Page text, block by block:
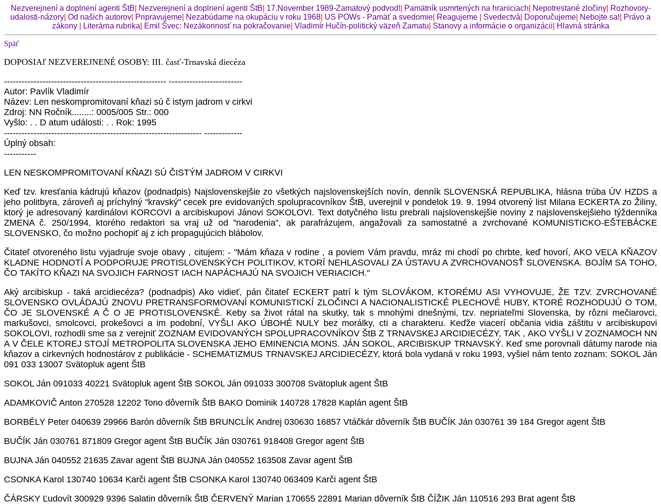
Nezverejnení a doplnení agenti ŠtB Nezverejnení a doplnení agenti ŠtB 17.November 1989-Zamatový podvod! Pamätník usmrtených na hraniciach Nepotrestané zločiny| Rozhovory-
udalosti-názory Od našich autorov Pripravujeme Nezabúdame na okupáciu v roku 1968 US POWs - Pamäť a svedomie Reagujeme Svedectvá Doporučujeme Nebojte sa!
Právo a
zákony| Literárna rubrika Emil Švec: Nezákonnosť na pokračovanie| Vladimír Hučín-politický väzeň Zamatu Stanovy a informácie o organizácii Hlavná stránka
Späť
DOPOSIAľ NEZVEREJNENÉ OSOBY: III. časť-Trnavská diecéza
------------------------------------------------------- -------------------------
Autor: Pavlík Vladimír
Název: Len neskompromitovaní kňazi sú č istym jadrom v cirkvi
Zdroj: NN Ročník........: 0005/005 Str.: 000
Vyšlo: . . D atum události: . . Rok: 1995
------------------------------------------------------------------- -------------
Úplný obsah:
-----------
LEN NESKOMPROMITOVANÍ KŇAZI SÚ ČISTÝM JADROM V CIRKVI
Keď tzv. kresťania kádrujú kňazov (podnadpis) Najslovenskejšie zo všetkých najslovenskejších novín, denník SLOVENSKÁ REPUBLIKA, hlásna trúba ÚV HZDS a
jeho politbyra, zároveň aj príchylný "kravský" cecek pre evidovaných spolupracovníkov ŠtB, uverejnil v pondelok 19. 9. 1994 otvorený list Milana ECKERTA zo Žiliny,
ktorý je adresovaný kardinálovi KORCOVI a arcibiskupovi Jánovi SOKOLOVI. Text dotyčného listu prebrali najslovenskejšie noviny z najslovenskejšieho týždenníka
ZMENA č. 250/1994, ktorého redaktori sa vraj už od "narodenia", ak parafrázujem, angažovali za samostatné a zvrchované KOMUNISTICKO-EŠTEBÁCKE
SLOVENSKO, čo možno pochopiť aj z ich propagujúcich blábolov.
Čitateľ otvoreného listu vyjadruje svoje obavy , citujem: - "Mám kňaza v rodine , a poviem Vám pravdu, mráz mi chodí po chrbte, keď hovorí, AKO VEĽA KŇAZOV
KLADNE HODNOTÍ A PODPORUJE PROTISLOVENSKÝCH POLITIKOV, KTORÍ NEHLASOVALI ZA ÚSTAVU A ZVRCHOVANOSŤ SLOVENSKA. BOJÍM SA TOHO,
ČO TAKÍTO KŇAZI NA SVOJICH FARNOST IACH NAPÁCHAJÚ NA SVOJICH VERIACICH."
Aký arcibiskup - taká arcidiecéza? (podnadpis) Ako vidieť, pán čitateľ ECKERT patrí k tým SLOVÁKOM, KTORÉMU ASI VYHOVUJE, ŽE TZV. ZVRCHOVANÉ
SLOVENSKO OVLÁDAJÚ ZNOVU PRETRANSFORMOVANÍ KOMUNISTICKÍ ZLOČINCI A NACIONALISTICKÉ PLECHOVÉ HUBY, KTORÉ ROZHODUJÚ O TOM,
ČO JE SLOVENSKÉ A Č O JE PROTISLOVENSKÉ. Keby sa život rátal na skutky, tak s mnohými dnešnými, tzv. nepriateľmi Slovenska, by rôzni mečiarovci,
markušovci, smolcovci, prokešovci a im podobní, VYŠLI AKO ÚBOHÉ NULY bez morálky, cti a charakteru. Keďže viacerí občania vidia záštitu v arcibiskupovi
SOKOLOVI, rozhodli sme sa z verejniť ZOZNAM EVIDOVANÝCH SPOLUPRACOVNÍKOV ŠtB Z TRNAVSKEJ ARCIDIECÉZY, TAK , AKO VYŠLI V ZOZNAMOCH NN
A V ČELE KTOREJ STOJÍ METROPOLITA SLOVENSKA JEHO EMINENCIA MONS. JÁN SOKOL, ARCIBISKUP TRNAVSKÝ. Keď sme porovnali dátumy narode nia
kňazov a cirkevných hodnostárov z publikácie - SCHEMATIZMUS TRNAVSKEJ ARCIDIECÉZY, ktorá bola vydaná v roku 1993, vyšiel nám tento zoznam: SOKOL Ján
091 033 13007 Svätopluk agent ŠtB
SOKOL Ján 091033 40221 Svätopluk agent ŠtB SOKOL Ján 091033 300708 Svätopluk agent ŠtB
ADAMKOVIČ Anton 270528 12202 Tono dôverník ŠtB BAKO Dominik 140728 17828 Kaplán agent ŠtB
BORBÉLY Peter 040639 29966 Barón dôverník ŠtB BRUNCLÍK Andrej 030630 16857 Vtáčkár dôverník ŠtB BUČÍK Ján 030761 39 184 Gregor agent ŠtB
BUČÍK Ján 030761 871809 Gregor agent ŠtB BUČÍK Ján 030761 918408 Gregor agent ŠtB
BUJNA Ján 040552 21635 Zavar agent ŠtB BUJNA Ján 040552 163508 Zavar agent ŠtB
CSONKA Karol 130740 10634 Karči agent ŠtB CSONKA Karol 130740 063409 Karči agent ŠtB
ČÁRSKY Ľudovít 300929 9396 Salatin dôverník ŠtB ČERVENÝ Marian 170655 22891 Marian dôverník ŠtB ČÍŽIK Ján 110516 293 Brat agent ŠtB